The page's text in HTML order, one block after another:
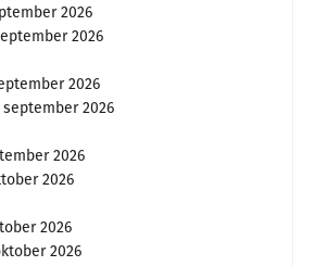
2026
2026
2026
2026
2026
2026
2026
2026